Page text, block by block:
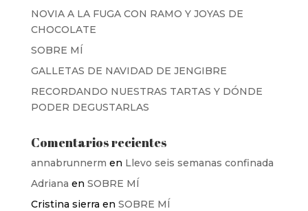
NOVIA A LA FUGA CON RAMO Y JOYAS DE
CHOCOLATE
SOBRE MÍ
GALLETAS DE NAVIDAD DE JENGIBRE
RECORDANDO NUESTRAS TARTAS Y DÓNDE
PODER DEGUSTARLAS
Comentarios recientes
annabrunnerm en Llevo seis semanas confinada
Adriana en SOBRE MÍ
Cristina sierra en SOBRE MÍ